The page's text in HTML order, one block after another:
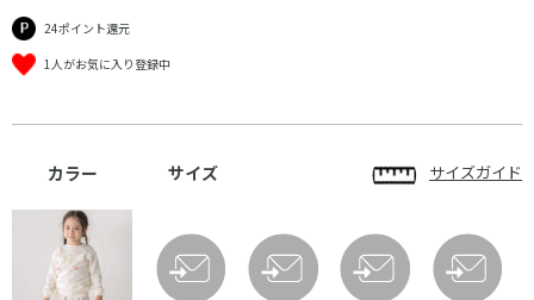
24ポイント還元
1人がお気に入り登録中
カラー サイズ サイズガイド